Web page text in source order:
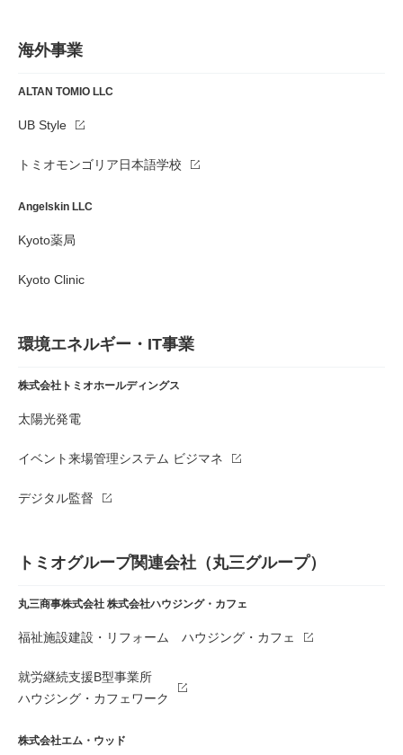
海外事業
ALTAN TOMIO LLC
UB Style
トミオモンゴリア日本語学校
Angelskin LLC
Kyoto薬局
Kyoto Clinic
環境エネルギー・IT事業
株式会社トミオホールディングス
太陽光発電
イベント来場管理システム ビジマネ
デジタル監督
トミオグループ関連会社（丸三グループ）
丸三商事株式会社 株式会社ハウジング・カフェ
福祉施設建設・リフォーム ハウジング・カフェ
就労継続支援B型事業所
ハウジング・カフェワーク
株式会社エム・ウッド